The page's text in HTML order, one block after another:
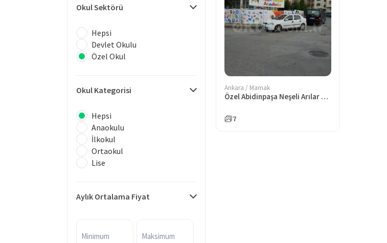
Okul Sektörü
Hepsi
Devlet Okulu
Özel Okul
Okul Kategorisi
Hepsi
Anaokulu
İlkokul
Ortaokul
Lise
Aylık Ortalama Fiyat
Minimum Maksimum
Ankara / Mamak
Özel Abidinpaşa Neşeli Arılar Anaokulu
7